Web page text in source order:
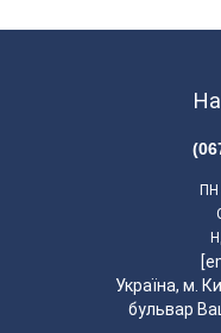
ножиці
комфорт у
ПН
Українa, м.
бульвар